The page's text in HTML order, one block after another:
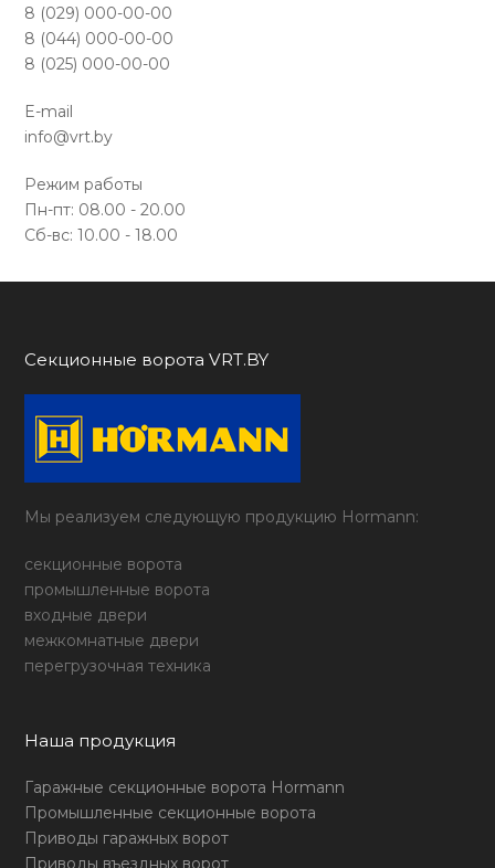
8 (029) 000-00-00
8 (044) 000-00-00
8 (025) 000-00-00
E-mail
info@vrt.by
Режим работы
Пн-пт: 08.00 - 20.00
Сб-вс: 10.00 - 18.00
Секционные ворота VRT.BY
Мы реализуем следующую продукцию Hormann:
секционные ворота
промышленные ворота
входные двери
межкомнатные двери
перегрузочная техника
Наша продукция
Гаражные секционные ворота Hormann
Промышленные секционные ворота
Приводы гаражных ворот
Приводы въездных ворот